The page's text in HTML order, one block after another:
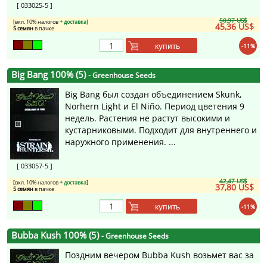
[ 033025-5 ]
50,97 US$
45,36 US$
[вкл. 10% налогов+ доставка]
5 семянв пачке
-11%
купить
Big Bang 100% (5)- Greenhouse Seeds
[ 033057-5 ]
Big Bang был создан объединением Skunk,
Norhern Light и El Niño. Период цветения 9
недель. Растения не растут высокими и
кустарниковыми. Подходит для внутреннего и
наружного применения. ...
42,47 US$
37,80 US$
[вкл. 10% налогов+ доставка]
5 семянв пачке
-11%
купить
Bubba Kush 100% (5)- Greenhouse Seeds
Поздним вечером Bubba Kush возьмет вас за